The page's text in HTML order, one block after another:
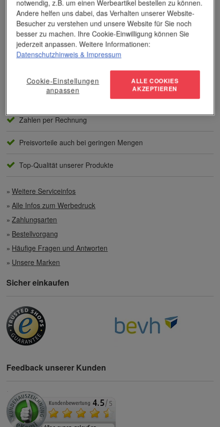
Das Unternehmen verfügt über jahrzehntelange Erfahrung im
Bereich der Werbemittelveredelung und im Werbeartikel-Markt.
Dieses Wissen kommt unseren Kunden tagtäglich zugute,
insbesondere wenn es um professionellenWerbedruck und
andere Veredelungsverfahren geht.
Individuelle Beratung
Zahlen per Rechnung
Preisvorteile auch bei geringen Mengen
Top-Qualität unserer Produkte
Weitere Serviceinfos
Alle Infos zum Werbedruck
Zahlungsarten
Bestellvorgang
Häufige Fragen und Antworten
Unsere Marken
Sicher einkaufen
Feedback unserer Kunden
notwendig, z.B. um einen Werbeartikel bestellen zu können.
Andere helfen uns dabei, das Verhalten unserer Website-
Besucher zu verstehen und unsere Website für Sie noch
besser zu machen. Ihre Cookie-Einwilligung können Sie
jederzeit anpassen. Weitere Informationen:
Datenschutzhinweis & Impressum
Cookie-Einstellungen
anpassen
ALLE COOKIES
AKZEPTIEREN